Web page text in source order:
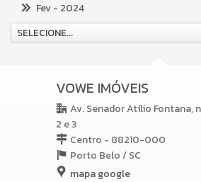
Fev- 2024
SELECIONE...
VOWE IMÓVEIS
Av. Senador Atílio Fontana,
2 e 3
Centro - 88210-000
Porto Belo /SC
mapa google